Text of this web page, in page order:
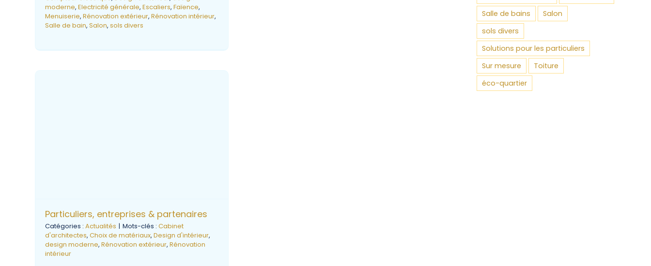
moderne, Electricité générale, Escaliers, Faïence,
Menuiserie, Rénovation extérieur, Rénovation intérieur,
Salle de bain, Salon, sols divers
Particuliers, entreprises & partenaires
Catégories : Actualités | Mots-clés : Cabinet
d'architectes, Choix de matériaux, Design d'intérieur,
design moderne, Rénovation extérieur, Rénovation
intérieur
Salle de bains
Salon
sols divers
Solutions pour les particuliers
Sur mesure
Toiture
éco-quartier